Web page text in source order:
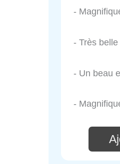
-
- Très belle
- Un beau
-